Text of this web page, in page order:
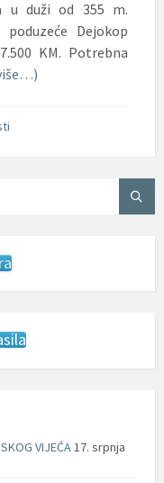
u duži od 355 m.
Dejokop
KM. Potrebna
VIJEĆA17. srpnja